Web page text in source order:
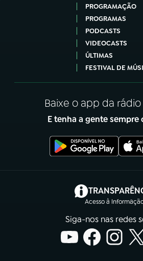
PROGRAMAÇÃO
PROGRAMAS
PODCASTS
VIDEOCASTS
ÚLTIMAS
FESTIVAL DE
Baixe o app da
E tenha a gente sempre
Acesso à
(abre
Siga-nos nas redes